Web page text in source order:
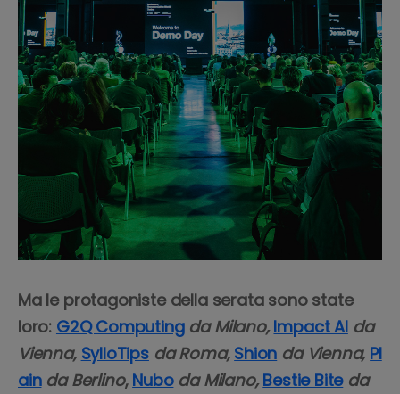
Ma le protagoniste della serata sono state
loro: G2Q Computing da Milano,Impact AI da
Vienna, SylloTipsda Roma,Shion da Vienna, Pl
ainda Berlino, Nubo da Milano,Bestie Biteda